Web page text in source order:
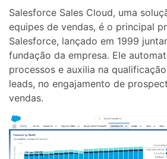
Salesforce Sales Cloud, uma
equipes de vendas, é o principal
Salesforce, lançado em 1999
fundação da empresa. Ele
processos e auxilia na
leads, no engajamento de
vendas.